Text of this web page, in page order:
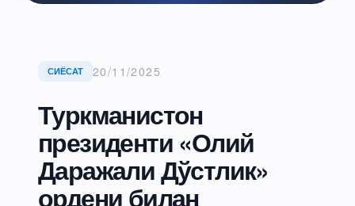
СИЁСАТ 20/11/2025
Туркманистон
президенти «Олий
Даражали Дўстлик»
ордени билан